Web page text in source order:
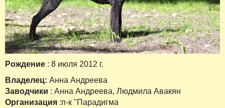
Рождение : 8 июля 2012 г.
Владелец: Анна Андреева
Заводчики : Анна Андреева, Людмила Авакян
Организация :п-к "Парадигма